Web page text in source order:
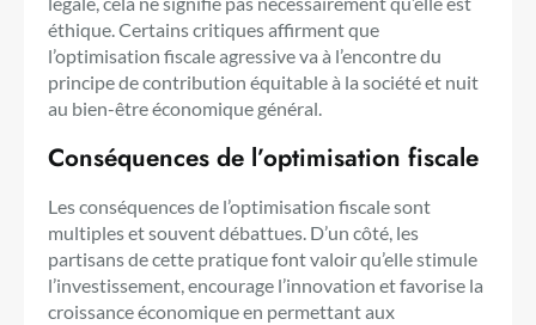
éthique. Certains critiques affirment que
l’optimisation fiscale agressive va à l’encontre du
principe de contribution équitable à la société et nuit
au bien-être économique général.
Conséquences de l’optimisation fiscale
Les conséquences de l’optimisation fiscale sont
multiples et souvent débattues. D’un côté, les
partisans de cette pratique font valoir qu’elle stimule
l’investissement, encourage l’innovation et favorise la
croissance économique en permettant aux